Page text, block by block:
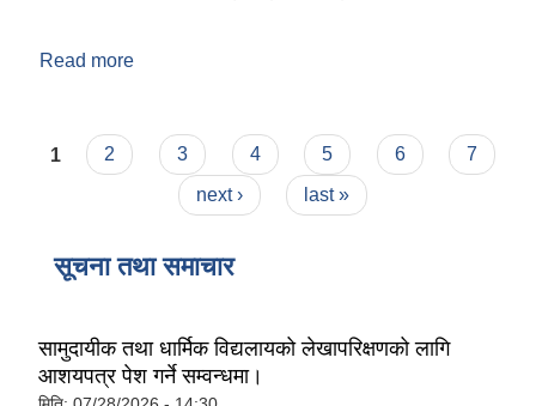
Read more
Pages
1 2 3 4 5 6
7
next ›
last »
सूचना तथा समाचार
सामुदायीक तथा धार्मिक विद्यलायको लेखापरिक्षणको लागि
आशयपत्र पेश गर्ने सम्वन्धमा।